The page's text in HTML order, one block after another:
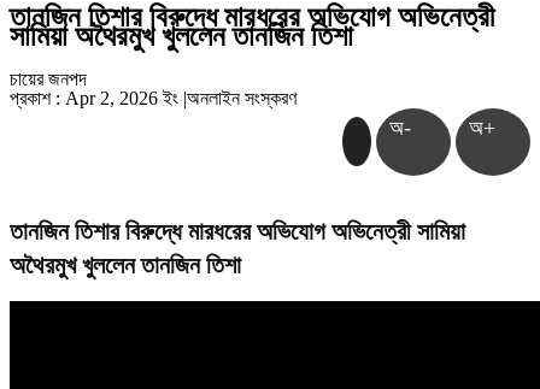
তানজিন তিশার বিরুদ্ধে মারধরের অভিযোগ অভিনেত্রী
সামিয়া অথৈরমুখ খুললেন তানজিন তিশা
চায়ের জনপদ
প্রকাশ : Apr 2, 2026 ইং |অনলাইন সংস্করণ
অ- অ+
তানজিন তিশার বিরুদ্ধে মারধরের অভিযোগ অভিনেত্রী সামিয়া
অথৈরমুখ খুললেন তানজিন তিশা